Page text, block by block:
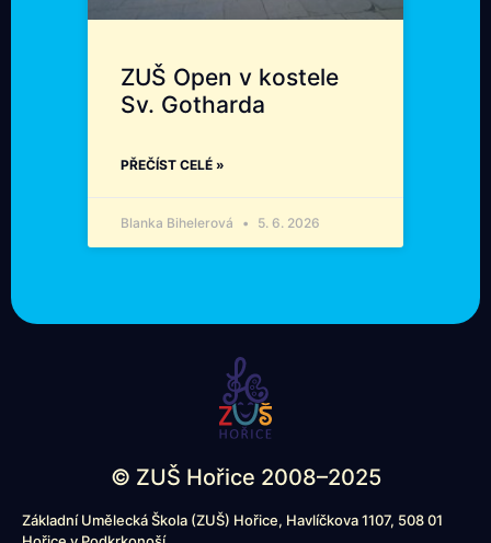
ZUŠ Open v kostele
Sv. Gotharda
PŘEČÍST CELÉ »
Blanka Bihelerová 5. 6. 2026
© ZUŠ Hořice 2008–2025
Základní Umělecká Škola (ZUŠ) Hořice, Havlíčkova 1107, 508 01